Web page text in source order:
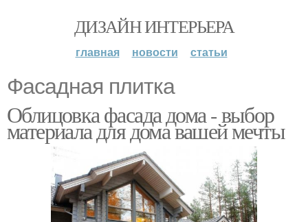
ДИЗАЙН ИНТЕРЬЕРА
главная новости статьи
Фасадная плитка
Облицовка фасада дома - выбор
материала для дома вашей мечты